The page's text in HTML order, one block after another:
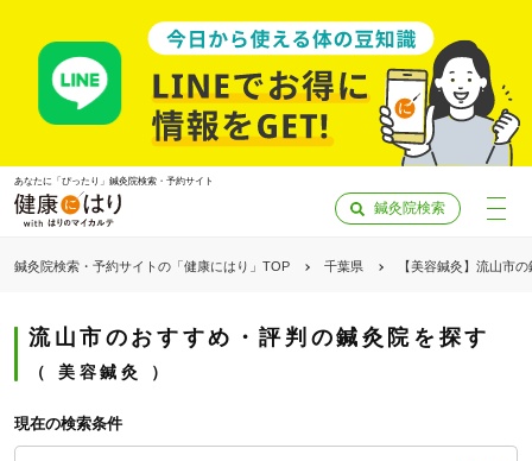
あなたに「ぴったり」鍼灸院検索・予約サイト
鍼灸院検索
鍼灸院検索・予約サイトの「健康にはり」TOP 千葉県 【美容鍼灸】流山市
流山市のおすすめ・評判の鍼灸院を探す
美容鍼灸
現在の検索条件